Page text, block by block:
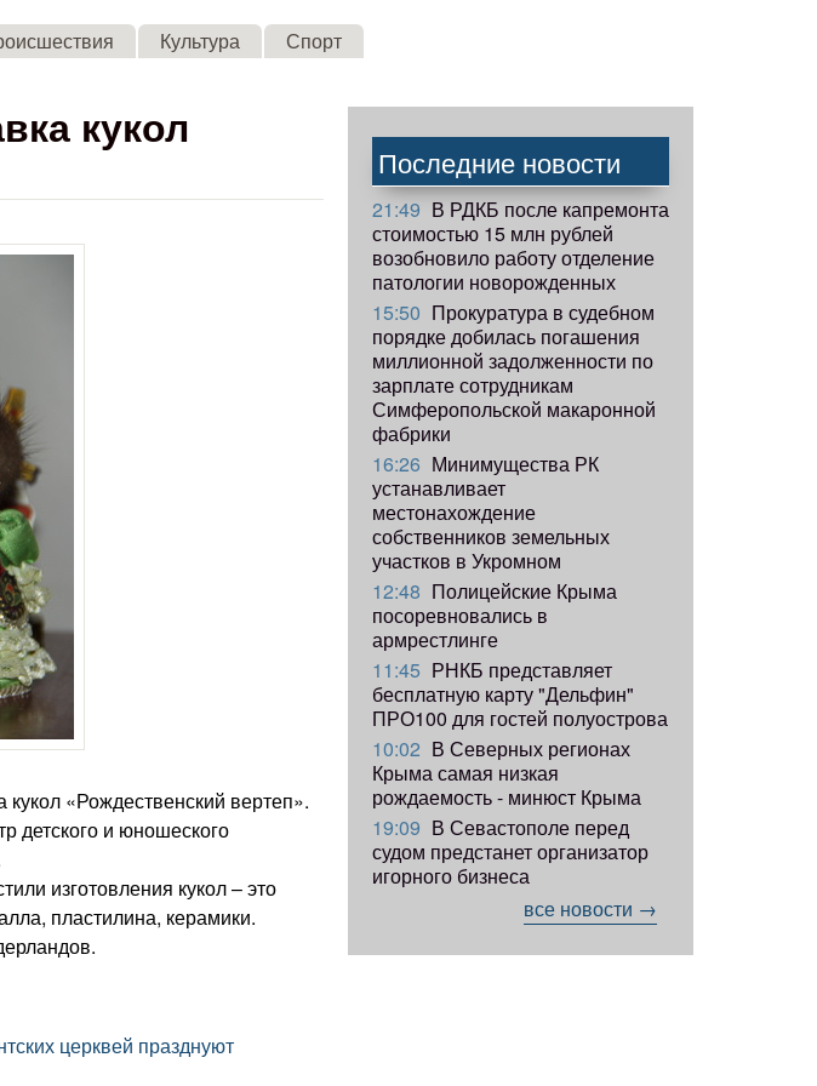
Культура Спорт
кукол
«Рождественский вертеп».
детского и юношеского
изготовления кукол – это
пластилина, керамики.
церквей празднуют
Последние новости
21:49 В РДКБ после капремонта
стоимостью 15 млн рублей
возобновило работу отделение
патологии новорожденных
15:50 Прокуратура в судебном
порядке добилась погашения
миллионной задолженности по
зарплате сотрудникам
Симферопольской макаронной
фабрики
16:26 Минимущества РК
устанавливает
местонахождение
собственников земельных
участков в Укромном
12:48 Полицейские Крыма
посоревновались в
армрестлинге
11:45 РНКБ представляет
бесплатную карту "Дельфин"
ПРО100 для гостей полуострова
10:02 В Северных регионах
Крыма самая низкая
рождаемость - минюст Крыма
19:09 В Севастополе перед
судом предстанет организатор
игорного бизнеса
все новости →